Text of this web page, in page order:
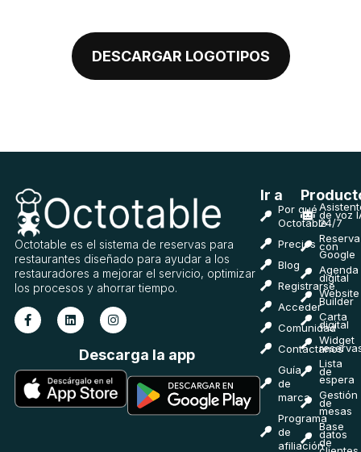
DESCARGAR LOGOTIPOS
Octotable es el sistema de reservas para
restaurantes diseñado para ayudar a los
restauradores a mejorar el servicio, optimizar
los procesos y ahorrar tiempo.
Descarga la app
Ir a
Por qué
Octotable
Precios
Blog
Registrarse
Acceder
Comunidad
Contáctanos
Guía
de
marca
Programa
de
afiliación
de voz
24/7
Reserva
con
Google
Agenda
digital
Website
Builder
Carta
digital
Widget
Lista
de
espera
Gestión
de
mesas
Base
datos
de